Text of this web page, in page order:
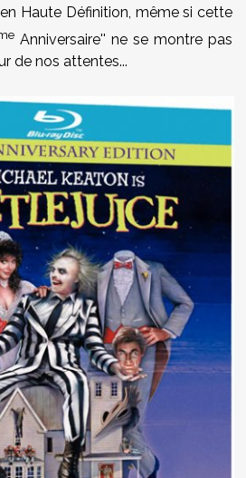
Haute Définition, même si cette
Anniversaire'' ne se montre pas
de nos attentes...